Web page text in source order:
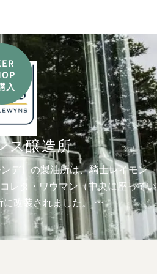
入
ス醸造所
デ）の製油所は、騎士レイモン
レタ・ワウマン（中央に座ってい
に改装されました。
が醸造所を率い、後に弟のオク
いました。彼らは、騎士レイモン